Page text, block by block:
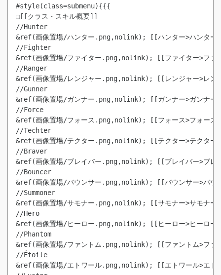
#style(class=submenu){{{
□[[クラス・スキル概要]]
//Hunter
&ref(画像置場/ハンター.png,nolink); [[ハンター>ハンタ
//Fighter
&ref(画像置場/ファイター.png,nolink); [[ファイター>フ
//Ranger
&ref(画像置場/レンジャー.png,nolink); [[レンジャー>レ
//Gunner
&ref(画像置場/ガンナー.png,nolink); [[ガンナー>ガンナ
//Force
&ref(画像置場/フォース.png,nolink); [[フォース>フォー
//Techter
&ref(画像置場/テクター.png,nolink); [[テクター>テクタ
//Braver
&ref(画像置場/ブレイバー.png,nolink); [[ブレイバー>ブ
//Bouncer
&ref(画像置場/バウンサー.png,nolink); [[バウンサー>バ
//Summoner
&ref(画像置場/サモナー.png,nolink); [[サモナー>サモナ
//Hero
&ref(画像置場/ヒーロー.png,nolink); [[ヒーロー>ヒーロ
//Phantom
&ref(画像置場/ファントム.png,nolink); [[ファントム>フ
//Étoile
&ref(画像置場/エトワール.png,nolink); [[エトワール>エ